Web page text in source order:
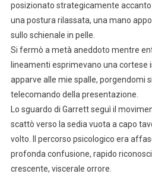
posizionato strategicamente
una postura rilassata, una mano
sullo schienale in pelle.
Si fermò a metà aneddoto mentre
lineamenti esprimevano una cortese
apparve alle mie spalle, porgendomi
telecomando della presentazione.
Lo sguardo di Garrett seguì il
scattò verso la sedia vuota a capo
volto. Il percorso psicologico era
profonda confusione, rapido
crescente, viscerale orrore.